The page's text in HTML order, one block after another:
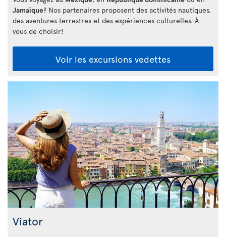
Jamaïque? Nos partenaires proposent des activités nautiques,
des aventures terrestres et des expériences culturelles. À
vous de choisir!
Voir les excursions vedettes
Viator